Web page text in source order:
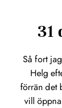
31
Så fort
Helg
förrän det
vill